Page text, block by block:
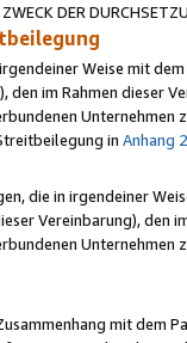
DER
Weise mit
den im Rahmen dieser
in Anhang 2
die in irgendeiner
Vereinbarung), den
mit dem